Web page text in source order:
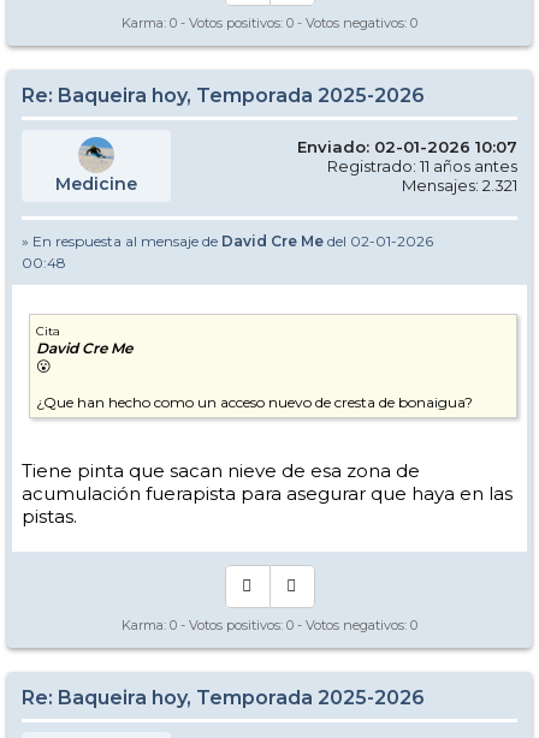
Karma: 0 - Votos positivos: 0 - Votos negativos: 0
Re: Baqueira hoy, Temporada 2025-2026
Medicine
Enviado: 02-01-2026 10:07
Registrado: 11 años antes
Mensajes: 2.321
» En respuesta al mensaje de David Cre Me del 02-01-2026
00:48
Cita
David Cre Me
😮
¿Que han hecho como un acceso nuevo de cresta de bonaigua?
Tiene pinta que sacan nieve de esa zona de
acumulación fuerapista para asegurar que haya en las
pistas.
Karma: 0 - Votos positivos: 0 - Votos negativos: 0
Re: Baqueira hoy, Temporada 2025-2026